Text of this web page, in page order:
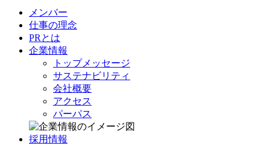
メンバー
仕事の理念
PRとは
企業情報
トップメッセージ
サステナビリティ
会社概要
アクセス
パーパス
採用情報